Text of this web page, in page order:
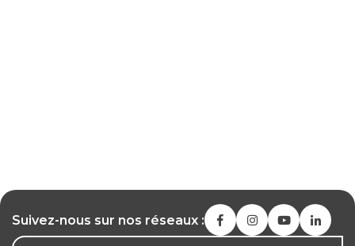
Suivez-nous sur nos réseaux :